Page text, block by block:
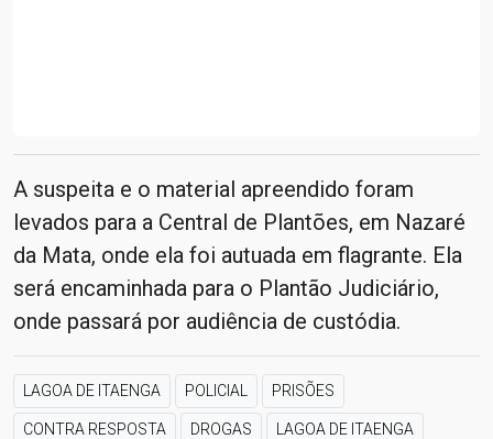
A suspeita e o material apreendido foram
levados para a Central de Plantões, em Nazaré
da Mata, onde ela foi autuada em flagrante. Ela
será encaminhada para o Plantão Judiciário,
onde passará por audiência de custódia.
LAGOA DE ITAENGA POLICIAL PRISÕES
CONTRA RESPOSTA DROGAS LAGOA DE ITAENGA